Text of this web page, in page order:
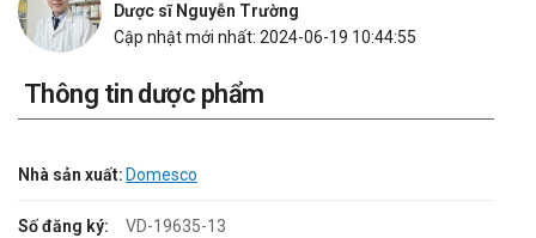
Dược sĩ Nguyễn Trường
Cập nhật mới nhất: 2024-06-19 10:44:55
Thông tin dược phẩm
Nhà sản xuất: Domesco
Số đăng ký: VD-19635-13